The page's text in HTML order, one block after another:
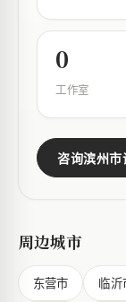
0
工作室
咨询滨州市
周边城市
东营市 临沂